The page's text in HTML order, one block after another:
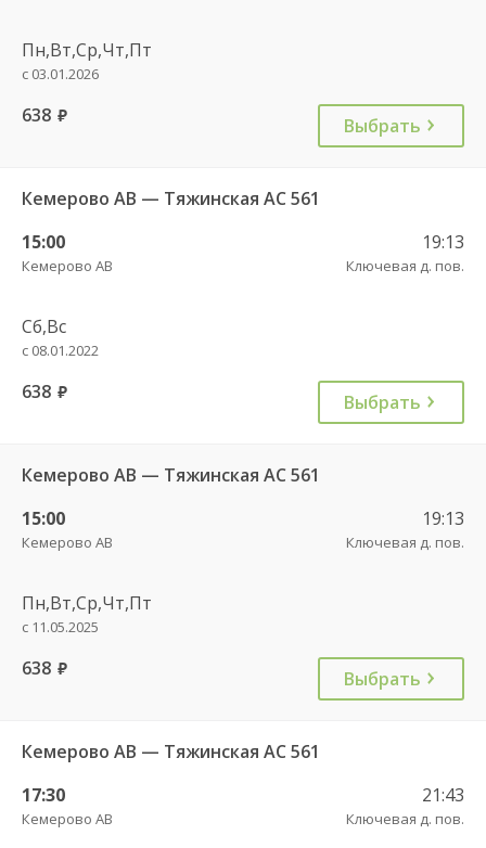
Пн,Вт,Ср,Чт,Пт
с 03.01.2026
638 руб. Выбрать
Кемерово АВ — Тяжинская АС 561
15:00
Кемерово АВ
19:13
Ключевая д. пов.
Сб,Вс
с 08.01.2022
638 руб. Выбрать
Кемерово АВ — Тяжинская АС 561
15:00
Кемерово АВ
19:13
Ключевая д. пов.
Пн,Вт,Ср,Чт,Пт
с 11.05.2025
638 руб. Выбрать
Кемерово АВ — Тяжинская АС 561
17:30
Кемерово АВ
21:43
Ключевая д. пов.